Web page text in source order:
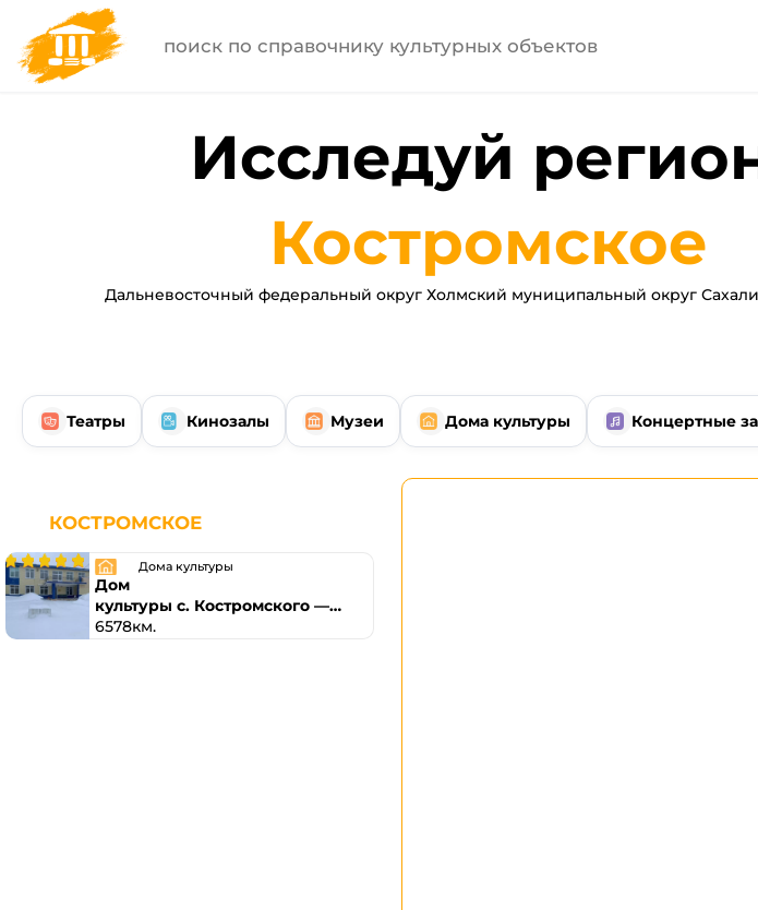
Исследуй
Костромское
Дальневосточный федеральный округ Холмский муниципальный округ
Театры Кинозалы Музеи Дома культуры Концертные
КОСТРОМСКОЕ
Дома культуры
Дом
культуры с. Костромского —
филиал № 6
6578км.